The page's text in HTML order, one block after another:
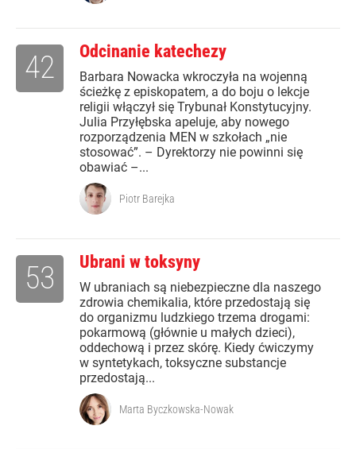
Odcinanie katechezy
Barbara Nowacka wkroczyła na wojenną
ścieżkę z episkopatem, a do boju o lekcje
religii włączył się Trybunał Konstytucyjny.
Julia Przyłębska apeluje, aby nowego
rozporządzenia MEN w szkołach „nie
stosować”. – Dyrektorzy nie powinni się
obawiać –...
42
Piotr Barejka
Ubrani w toksyny
W ubraniach są niebezpieczne dla naszego
zdrowia chemikalia, które przedostają się
do organizmu ludzkiego trzema drogami:
pokarmową (głównie u małych dzieci),
oddechową i przez skórę. Kiedy ćwiczymy
w syntetykach, toksyczne substancje
przedostają...
53
Marta Byczkowska-Nowak